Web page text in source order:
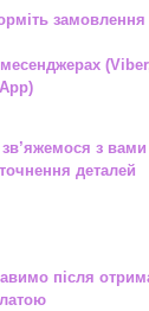
замовлення
месенджерах
з вами
деталей
після